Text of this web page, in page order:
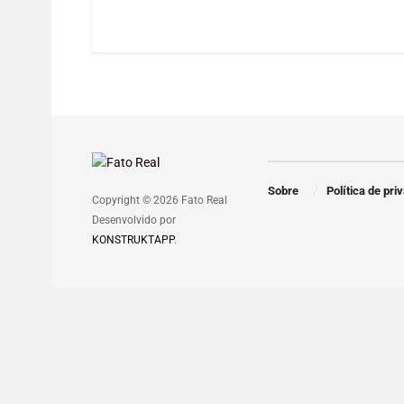
Copyright © 2026 Fato Real
Desenvolvido por
KONSTRUKTAPP.
Sobre Política de